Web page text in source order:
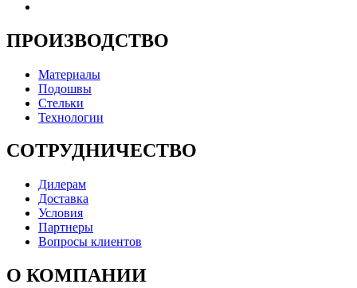
ПРОИЗВОДСТВО
Материалы
Подошвы
Стельки
Технологии
СОТРУДНИЧЕСТВО
Дилерам
Доставка
Условия
Партнеры
Вопросы клиентов
О КОМПАНИИ